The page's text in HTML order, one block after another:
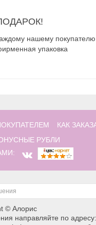
нашему
упаковка
КАК
РУБЛИ
© Алорис
направляйте по